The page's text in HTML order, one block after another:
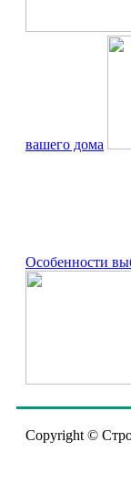
вашего дома
Особенности
Copyright ©